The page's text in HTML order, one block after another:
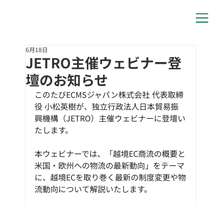
JETRO主催ウェビナー登
壇のお知らせ
6月18日
このたびECMSジャパン株式会社 代表取締
役 小松英樹が、独立行政法人日本貿易振
興機構（JETRO）主催ウェビナーに登壇い
たします。
本ウェビナーでは、「越境EC商流の概要と
米国・欧州への物流の最新動向」をテーマ
に、越境ECを取り巻く最新の制度変更や物
流動向について解説いたします。